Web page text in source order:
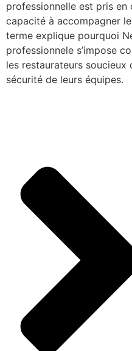
professionnelle est pris
capacité à accompagner
terme explique pourquoi
professionnele s’impose
les restaurateurs
sécurité de leurs équipes.